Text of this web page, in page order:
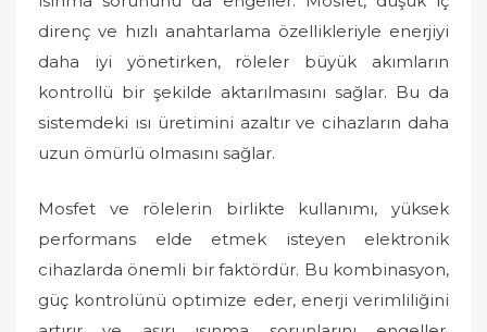
direnç ve hızlı anahtarlama özellikleriyle enerjiyi
daha iyi yönetirken, röleler büyük akımların
kontrollü bir şekilde aktarılmasını sağlar. Bu da
sistemdeki ısı üretimini azaltır ve cihazların daha
uzun ömürlü olmasını sağlar.
Mosfet ve rölelerin birlikte kullanımı, yüksek
performans elde etmek isteyen elektronik
cihazlarda önemli bir faktördür. Bu kombinasyon,
güç kontrolünü optimize eder, enerji verimliliğini